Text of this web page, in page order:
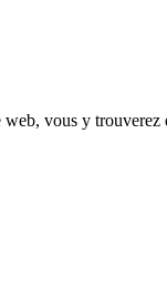
web, vous y trouverez